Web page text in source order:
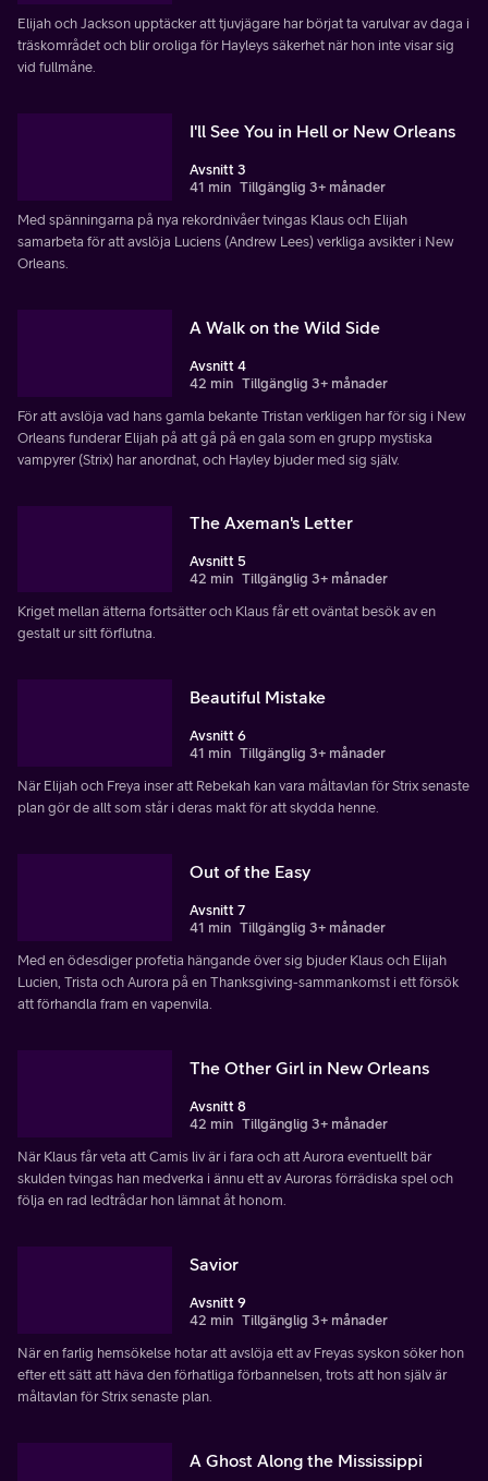
Elijah och Jackson upptäcker att tjuvjägare har börjat ta varulvar av daga i
träskområdet och blir oroliga för Hayleys säkerhet när hon inte visar sig
vid fullmåne.
I'll See You in Hell or New Orleans
Avsnitt 3
41 min Tillgänglig 3+ månader
Med spänningarna på nya rekordnivåer tvingas Klaus och Elijah
samarbeta för att avslöja Luciens (Andrew Lees) verkliga avsikter i New
Orleans.
A Walk on the Wild Side
Avsnitt 4
42 min Tillgänglig 3+ månader
För att avslöja vad hans gamla bekante Tristan verkligen har för sig i New
Orleans funderar Elijah på att gå på en gala som en grupp mystiska
vampyrer (Strix) har anordnat, och Hayley bjuder med sig själv.
The Axeman's Letter
Avsnitt 5
42 min Tillgänglig 3+ månader
Kriget mellan ätterna fortsätter och Klaus får ett oväntat besök av en
gestalt ur sitt förflutna.
Beautiful Mistake
Avsnitt 6
41 min Tillgänglig 3+ månader
När Elijah och Freya inser att Rebekah kan vara måltavlan för Strix senaste
plan gör de allt som står i deras makt för att skydda henne.
Out of the Easy
Avsnitt 7
41 min Tillgänglig 3+ månader
Med en ödesdiger profetia hängande över sig bjuder Klaus och Elijah
Lucien, Trista och Aurora på en Thanksgiving-sammankomst i ett försök
att förhandla fram en vapenvila.
The Other Girl in New Orleans
Avsnitt 8
42 min Tillgänglig 3+ månader
När Klaus får veta att Camis liv är i fara och att Aurora eventuellt bär
skulden tvingas han medverka i ännu ett av Auroras förrädiska spel och
följa en rad ledtrådar hon lämnat åt honom.
Savior
Avsnitt 9
42 min Tillgänglig 3+ månader
När en farlig hemsökelse hotar att avslöja ett av Freyas syskon söker hon
efter ett sätt att häva den förhatliga förbannelsen, trots att hon själv är
måltavlan för Strix senaste plan.
A Ghost Along the Mississippi